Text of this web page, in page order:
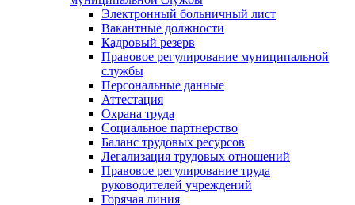
Электронный больничный лист
Вакантные должности
Кадровый резерв
Правовое регулирование муниципальной
службы
Персональные данные
Аттестация
Охрана труда
Социальное партнерство
Баланс трудовых ресурсов
Легализация трудовых отношений
Правовое регулирование труда
руководителей учреждений
Горячая линия